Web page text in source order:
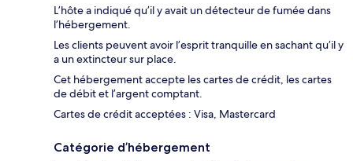
L’hôte a indiqué qu’il y avait un détecteur de fumée dans
l’hébergement.
Les clients peuvent avoir l’esprit tranquille en sachant qu’il y
a un extincteur sur place.
Cet hébergement accepte les cartes de crédit, les cartes
de débit et l’argent comptant.
Cartes de crédit acceptées : Visa, Mastercard
Catégorie d’hébergement